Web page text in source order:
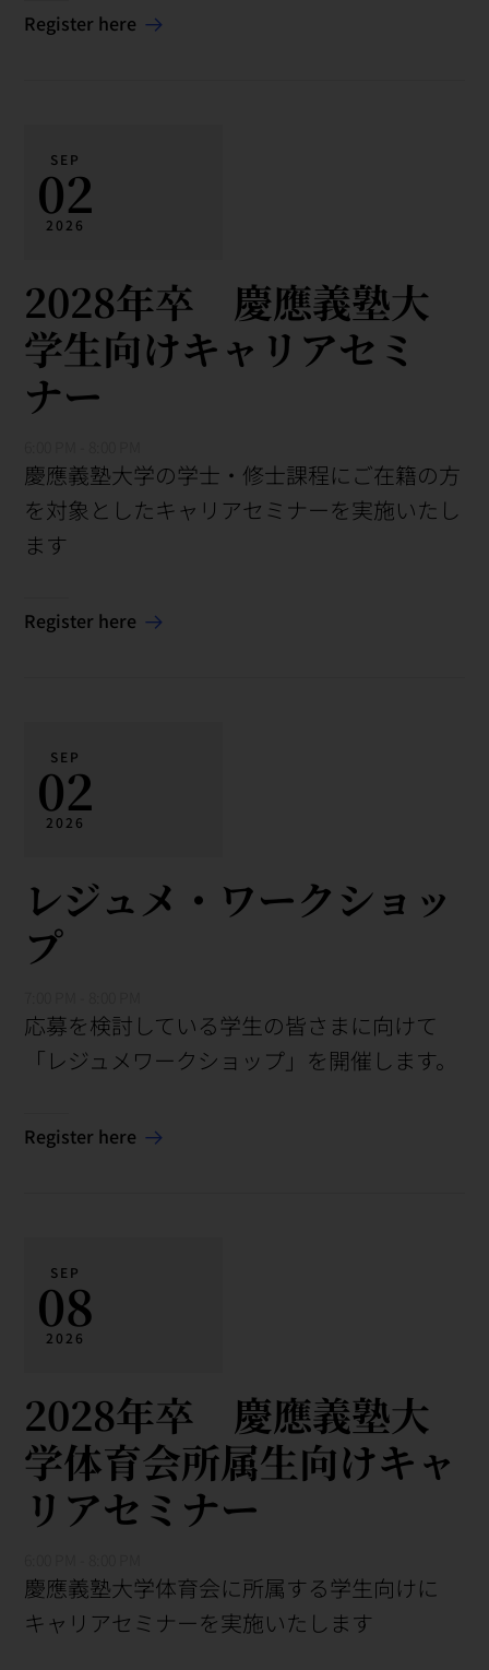
Register here
SEP
02
2026
2028年卒 慶應義塾大
学生向けキャリアセミ
ナー
慶應義塾大学の学士・修士課程にご在籍の方
を対象としたキャリアセミナーを実施いたし
ます
Register here
SEP
02
2026
レジュメ・ワークショッ
プ
応募を検討している学生の皆さまに向けて
「レジュメワークショップ」を開催します。
Register here
SEP
08
2026
2028年卒 慶應義塾大
学体育会所属生向けキャ
リアセミナー
慶應義塾大学体育会に所属する学生向けに
キャリアセミナーを実施いたします